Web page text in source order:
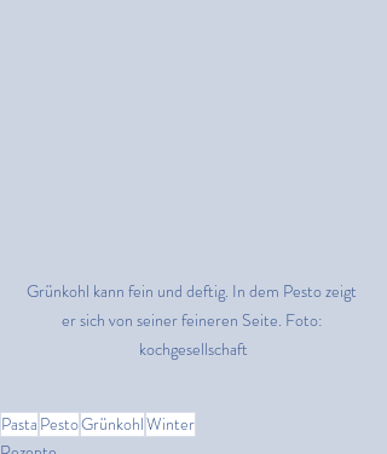
Grünkohl kann fein und deftig. In dem Pesto zeigt
er sich von seiner feineren Seite. Foto:
kochgesellschaft
Pasta PestoGrünkohlWinter